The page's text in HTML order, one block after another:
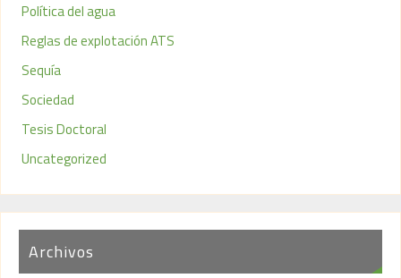
Política del agua
Reglas de explotación ATS
Sequía
Sociedad
Tesis Doctoral
Uncategorized
Archivos